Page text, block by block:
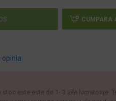
opinia
CUMPARA
este este de 1- 3 zile lucratoare.